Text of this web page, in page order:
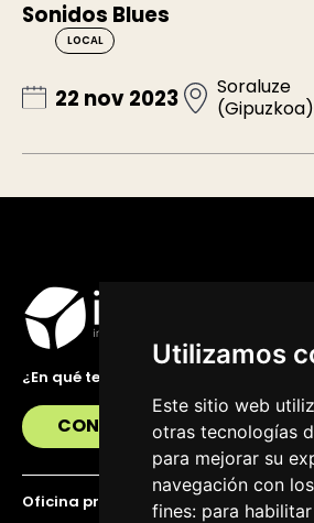
Utilizamos
Este sitio web
otras tecnologías
para mejorar su
navegación con
fines: para
Sonidos Blues
LOCAL
22 nov 2023
Soraluze
(Gipuzkoa)
¿En qué te podemos ayudar?
CONTÁCTANOS
Oficina principal